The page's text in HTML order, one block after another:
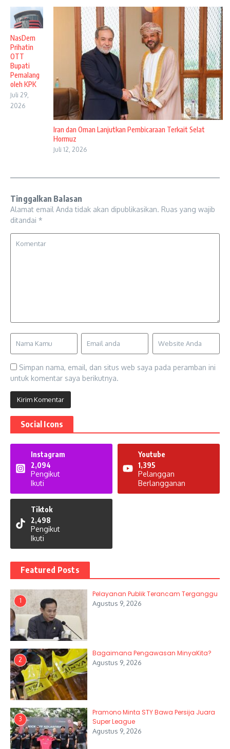
NasDem
Prihatin
OTT
Bupati
Pemalang
oleh KPK
Juli 29,
2026
Iran dan Oman Lanjutkan Pembicaraan Terkait Selat
Hormuz
Juli 12, 2026
Tinggalkan Balasan
Alamat email Anda tidak akan dipublikasikan. Ruas yang wajib
ditandai *
Simpan nama, email, dan situs web saya pada peramban ini
untuk komentar saya berikutnya.
Social Icons
Instagram
2,094
Pengikut
Ikuti
Youtube
1,395
Pelanggan
Berlangganan
Tiktok
2,498
Pengikut
Ikuti
Featured Posts
1
Pelayanan Publik Terancam Terganggu
Agustus 9, 2026
2
Bagaimana Pengawasan MinyaKita?
Agustus 9, 2026
3
Pramono Minta STY Bawa Persija Juara
Super League
Agustus 9, 2026